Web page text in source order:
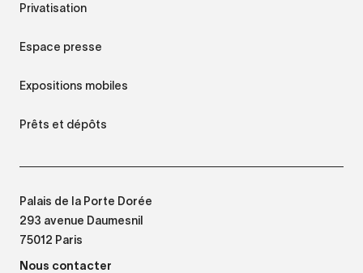
Privatisation
Espace presse
Expositions mobiles
Prêts et dépôts
Palais de la Porte Dorée
293 avenue Daumesnil
75012 Paris
Nous contacter